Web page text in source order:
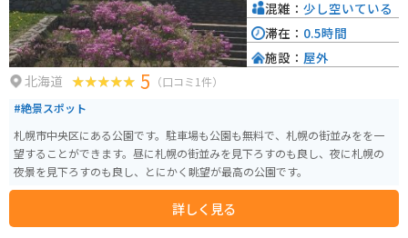
北海道 5 （口コミ1件）
#絶景スポット
札幌市中央区にある公園です。駐車場も公園も無料で、札幌の街並みをを一
望することができます。昼に札幌の街並みを見下ろすのも良し、夜に札幌の
夜景を見下ろすのも良し、とにかく眺望が最高の公園です。
詳しく見る
混雑： 少し空いている
滞在： 0.5時間
施設： 屋外